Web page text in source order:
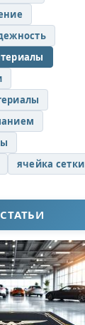
ячейка сетки